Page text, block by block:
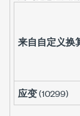
来自自定义换
应变(10299)